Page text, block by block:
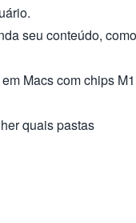
seu conteúdo, como
Macs com chips M1
quais pastas